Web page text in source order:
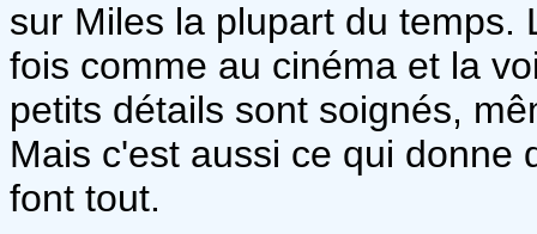
sur Miles la plupart du temps.
fois comme au cinéma et la
petits détails sont soignés,
Mais c'est aussi ce qui donne
font tout.